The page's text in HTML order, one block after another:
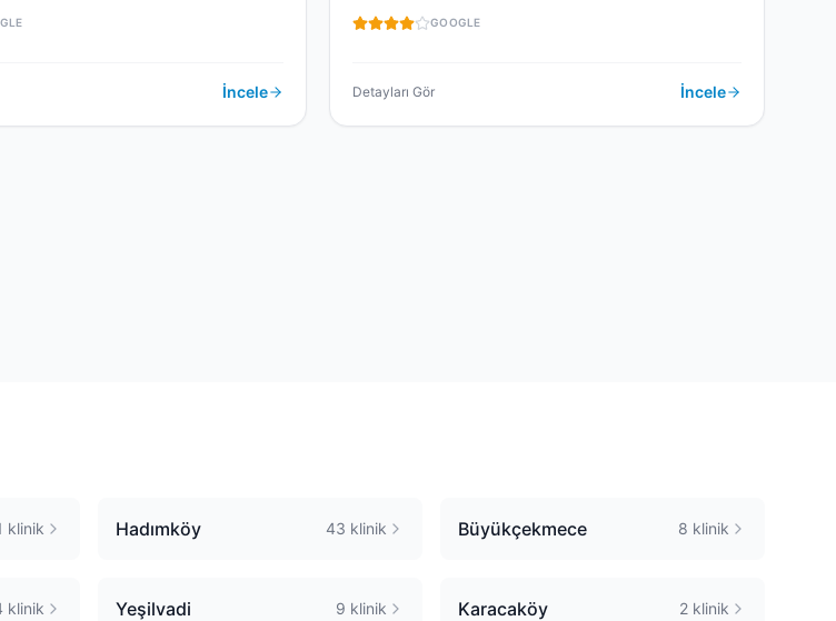
Türkiye
İncele
DIŞ KLINIĞI
İstanbul, Türkiye
GOOGLE
Detayları Gör İncele
klinik Hadımköy 43 klinik Büyükçekmece 8 klinik
klinik Yeşilvadi 9 klinik Karacaköy 2 klinik